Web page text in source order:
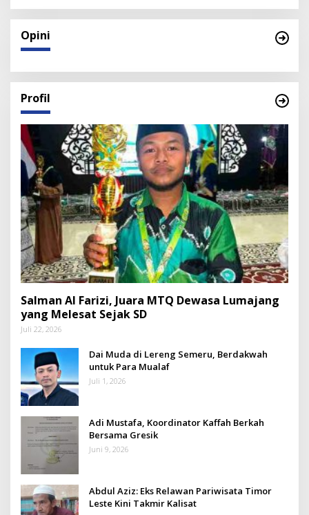
Opini
Profil
Salman Al Farizi, Juara MTQ Dewasa Lumajang
yang Melesat Sejak SD
Juli 22, 2026
Dai Muda di Lereng Semeru, Berdakwah
untuk Para Mualaf
Juli 1, 2026
Adi Mustafa, Koordinator Kaffah Berkah
Bersama Gresik
Juni 9, 2026
Abdul Aziz: Eks Relawan Pariwisata Timor
Leste Kini Takmir Kalisat